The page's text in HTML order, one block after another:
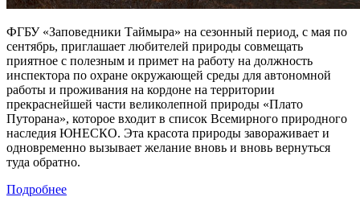
ФГБУ «Заповедники Таймыра» на сезонный период, с мая по
сентябрь, приглашает любителей природы совмещать
приятное с полезным и примет на работу на должность
инспектора по охране окружающей среды для автономной
работы и проживания на кордоне на территории
прекраснейшей части великолепной природы «Плато
Путорана», которое входит в список Всемирного природного
наследия ЮНЕСКО. Эта красота природы завораживает и
одновременно вызывает желание вновь и вновь вернуться
туда обратно.
Подробнее